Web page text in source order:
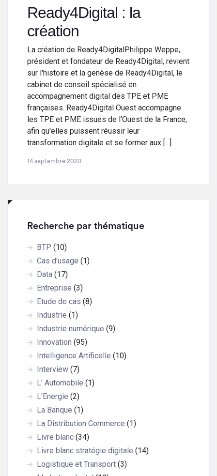
Ready4Digital : la
création
La création de Ready4DigitalPhilippe Weppe,
président et fondateur de Ready4Digital, revient
sur l'histoire et la genèse de Ready4Digital, le
cabinet de conseil spécialisé en
accompagnement digital des TPE et PME
françaises. Ready4Digital Ouest accompagne
les TPE et PME issues de l'Ouest de la France,
afin qu'elles puissent réussir leur
transformation digitale et se former aux [...]
14 septembre 2020
Recherche par thématique
BTP (10)
Cas d'usage (1)
Data (17)
Entreprise (3)
Etude de cas (8)
Industrie (1)
Industrie numérique (9)
Innovation (95)
Intelligence Artificelle (10)
Interview (7)
L' Automobile (1)
L'Energie (2)
La Banque (1)
La Distribution Commerce (1)
Livre blanc (34)
Livre blanc stratégie digitale (14)
Logistique et Transport (3)